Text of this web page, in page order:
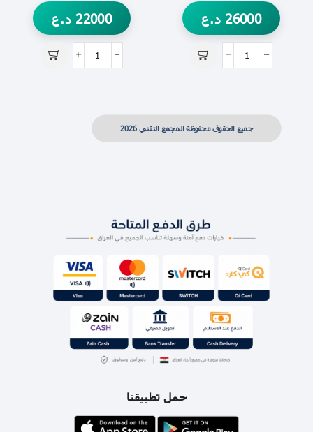
26000 د.ع 22000 د.ع
جميع الحقوق محفوظة المجمع التقني 2026
حمل تطبيقنا